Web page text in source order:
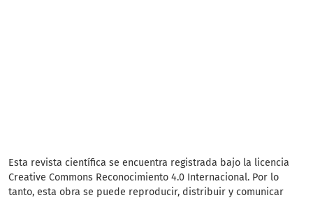
Esta revista científica se encuentra registrada bajo la licencia
Creative Commons Reconocimiento 4.0 Internacional. Por lo
tanto, esta obra se puede reproducir, distribuir y comunicar